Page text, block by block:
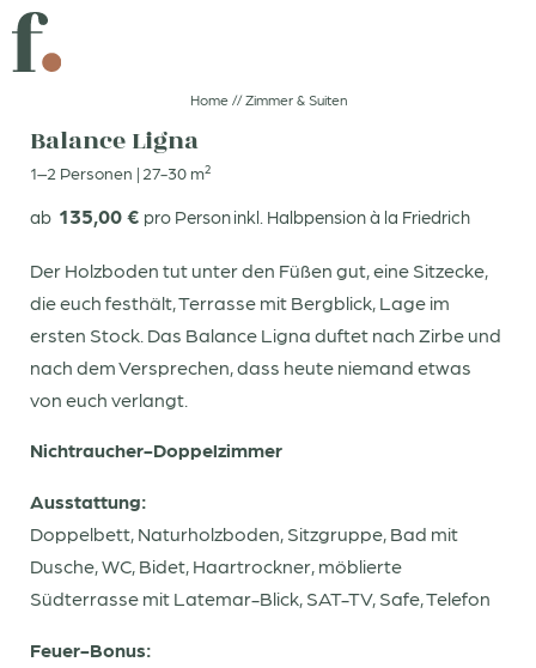
KLICK UND LOS!
Boutiquehotel
Zimmer & Suiten
Buchen
Anfragen
Angebote
Home//Zimmer & Suiten
Balance Ligna
1–2 Personen | 27-30 m²
ab 135,00 € pro Personinkl. Halbpension à la Friedrich
Der Holzboden tut unter den Füßen gut, eine Sitzecke,
die euch festhält, Terrasse mit Bergblick, Lage im
ersten Stock. Das Balance Ligna duftet nach Zirbe und
nach dem Versprechen, dass heute niemand etwas
von euch verlangt.
Nichtraucher-Doppelzimmer
Ausstattung:
Doppelbett, Naturholzboden, Sitzgruppe, Bad mit
Dusche, WC, Bidet, Haartrockner, möblierte
Südterrasse mit Latemar-Blick, SAT-TV, Safe, Telefon
Feuer-Bonus: